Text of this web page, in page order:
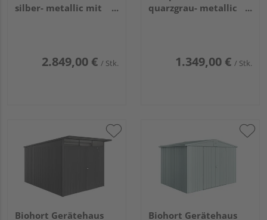
silber- metallic mit
2.849,00 € / Stk.
quarzgrau- metallic
1.349,00 € / Stk.
Biohort Gerätehaus
Biohort Gerätehaus